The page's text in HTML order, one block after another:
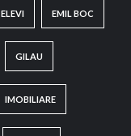
ELEVI EMIL BOC
GILAU
IMOBILIARE